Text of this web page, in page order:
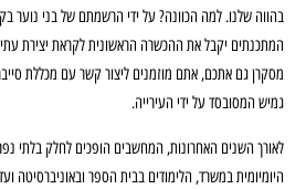
בהווה שלנו. למה הכוונה? על ידי הרשמתם של בני נוער
המתכנתים יקבל את ההכשרה הראשונית לקראת יצירת
מסקרן גם אתכם, אתם מוזמנים ליצור קשר עם מכללת
גמיש המסובסד על ידי העירייה.
לאורך השנים האחרונות, המחשבים הופכים לחלק בלתי
היומיומית במשרד, הלימודים בבית הספר ובאוניברסיטה